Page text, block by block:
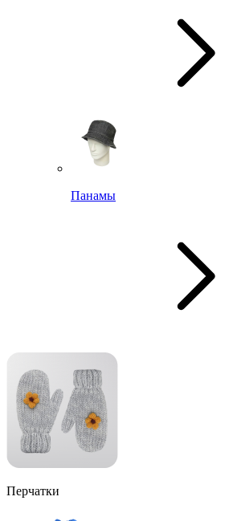
Панамы
Перчатки